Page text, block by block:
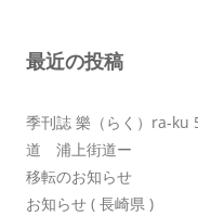
ョ
最近の投稿
季刊誌 樂（らく）ra-
道 浦上街道ー
移転のお知らせ
お知らせ ( 長崎県 )